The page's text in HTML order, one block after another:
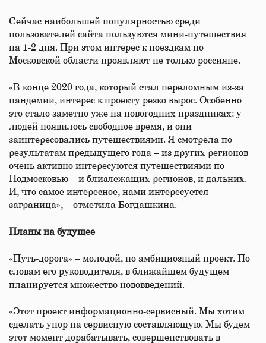
Сейчас наибольшей популярностью среди
пользователей сайта пользуются мини-путешествия
на 1-2 дня. При этом интерес к поездкам по
Московской области проявляют не только россияне.
«В конце 2020 года, который стал переломным из-за
пандемии, интерес к проекту резко вырос. Особенно
это стало заметно уже на новогодних праздниках: у
людей появилось свободное время, и они
заинтересовались путешествиями. Я смотрела по
результатам предыдущего года – из других регионов
очень активно интересуются путешествиями по
Подмосковью – и близлежащих регионов, и дальних.
И, что самое интересное, нами интересуется
заграница», – отметила Богдашкина.
Планы на будущее
«Путь-дорога» – молодой, но амбициозный проект. По
словам его руководителя, в ближайшем будущем
планируется множество нововведений.
«Этот проект информационно-сервисный. Мы хотим
сделать упор на сервисную составляющую. Мы будем
этот момент дорабатывать, совершенствовать в